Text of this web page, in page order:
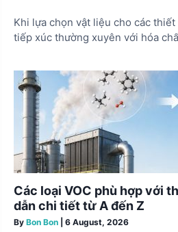
Khi lựa chọn vật liệu cho các
tiếp xúc thường xuyên với hóa
Các loại VOC phù hợp với
dẫn chi tiết từ A đến Z
By Bon Bon 6 August, 2026